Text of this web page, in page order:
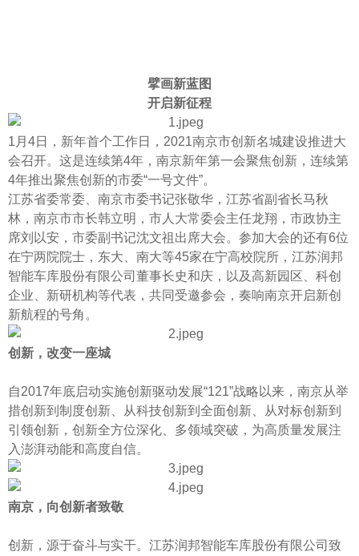
擘画新蓝图
开启新征程
1月4日，新年首个工作日，2021南京市创新名城建设推进大
会召开。这是连续第4年，南京新年第一会聚焦创新，连续第
4年推出聚焦创新的市委“一号文件”。
江苏省委常委、南京市委书记张敬华，江苏省副省长马秋
林，南京市市长韩立明，市人大常委会主任龙翔，市政协主
席刘以安，市委副书记沈文祖出席大会。参加大会的还有6位
在宁两院院士，东大、南大等45家在宁高校院所，江苏润邦
智能车库股份有限公司董事长史和庆，以及高新园区、科创
企业、新研机构等代表，共同受邀参会，奏响南京开启新创
新航程的号角。
创新，改变一座城
自2017年底启动实施创新驱动发展“121”战略以来，南京从举
措创新到制度创新、从科技创新到全面创新、从对标创新到
引领创新，创新全方位深化、多领域突破，为高质量发展注
入澎湃动能和高度自信。
南京，向创新者致敬
创新，源于奋斗与实干。江苏润邦智能车库股份有限公司致